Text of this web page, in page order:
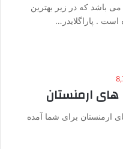
باشد که در زیر بهترین
. پاراگلایدر…
ارمنستان
ارمنستان برای شما آمده